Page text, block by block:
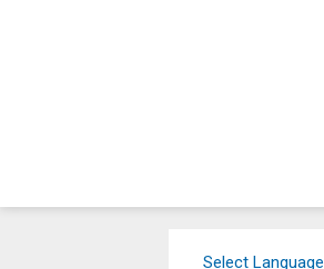
Select Language